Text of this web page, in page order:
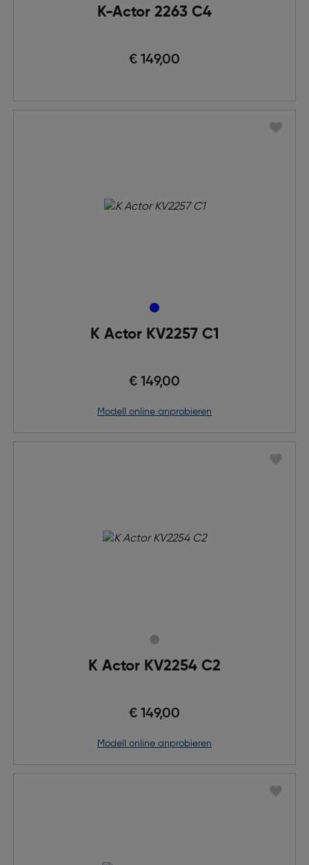
K-Actor 2263 C4
€ 149,00
K Actor KV2257 C1
€ 149,00
Modell online anprobieren
K Actor KV2254 C2
€ 149,00
Modell online anprobieren